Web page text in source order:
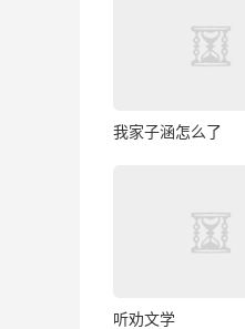
我家子涵怎么了
听劝文学